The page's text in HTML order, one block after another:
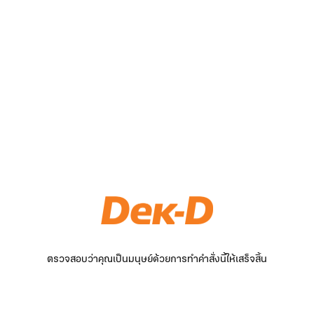
ตรวจสอบว่าคุณเป็นมนุษย์ด้วยการทำคำสั่งนี้ให้เสร็จสิ้น